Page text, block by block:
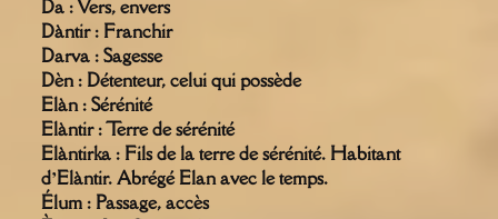
Da : Vers, envers
Dàntir : Franchir
Darva : Sagesse
Dèn : Détenteur, celui qui possède
Elàn : Sérénité
Elàntir : Terre de sérénité
Elàntirka : Fils de la terre de sérénité. Habitant
d’Elàntir. Abrégé Elan avec le temps.
Élum : Passage, accès